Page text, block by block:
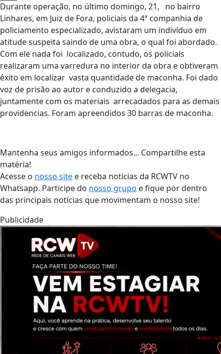
Durante operação, no último domingo, 21, no bairro
Linhares, em Juiz de Fora, policiais da 4ª companhia de
policiamento especializado, avistaram um indivíduo em
atitude suspeita saindo de uma obra, o qual foi abordado.
Com ele nada foi localizado, contudo, os policiais
realizaram uma varredura no interior da obra e obtiveram
êxito em localizar vasta quantidade de maconha. Foi dado
voz de prisão ao autor e conduzido a delegacia,
juntamente com os materiais arrecadados para as demais
providencias. Foram apreendidos 30 barras de maconha.
Mantenha seus amigos informados... Compartilhe esta
matéria!
Acesse o nosso site e receba notícias da RCWTV no
Whatsapp. Participe do nosso grupo e fique por dentro
das principais notícias que movimentam o nosso site!
Publicidade